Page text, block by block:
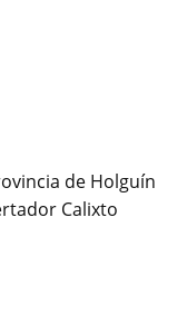
de Holguín
Calixto